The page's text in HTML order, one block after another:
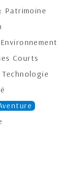
Patrimoine
Courts